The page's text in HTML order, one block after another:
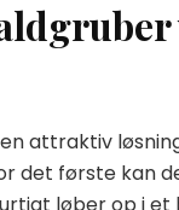
attraktiv
det første kan
løber op i